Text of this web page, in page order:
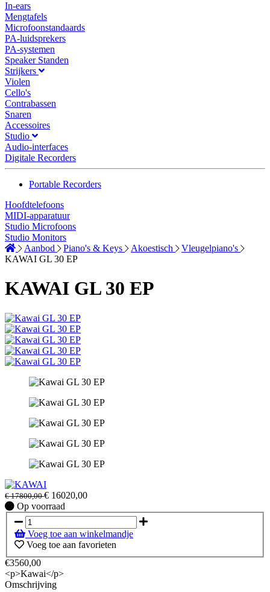
In-ears
Mengtafels
Microfoonstandaards
PA-luidsprekers
PA-systemen
Speaker Standen
Strijkers
Violen
Cello's
Contrabassen
Snaren
Accessoires
Studio
Audio-interfaces
Digitale Recorders
Portable Recorders
Hoofdtelefoons
MIDI-apparatuur
Studio Microfoons
Studio Monitors
Aanbod
Piano's & Keys Akoestisch
Vleugelpiano's
KAWAI GL 30 EP
KAWAI GL 30 EP
€17800,00€ 16020,00
Op
voorraad
Op voorraad
Voeg toe aan winkelmandje
Voeg toe aan favorieten
€3560,00
<p>Kawai</p>
Omschrijving